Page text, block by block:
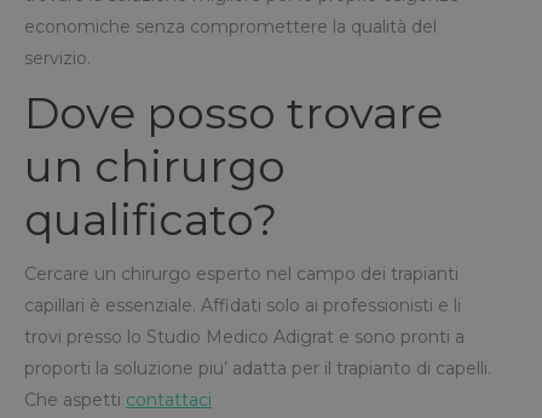
economiche senza compromettere la qualità del
servizio.
Dove posso trovare
un chirurgo
qualificato?
Cercare un chirurgo esperto nel campo dei trapianti
capillari è essenziale. Affidati solo ai professionisti e li
trovi presso lo Studio Medico Adigrat e sono pronti a
proporti la soluzione piu’ adatta per il trapianto di capelli.
Che aspetti contattaci